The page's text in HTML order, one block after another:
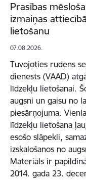
Prasības
izmaiņas
lietošanu
07.08.2026.
Tuvojoties rudens
dienests (VAAD)
līdzekļu lietošanai.
augsni un gaisu no
piesārņojuma.
līdzekļu lietošana
esošo slāpekli,
izskalošanos no
Materiāls ir
2014. gada 23.